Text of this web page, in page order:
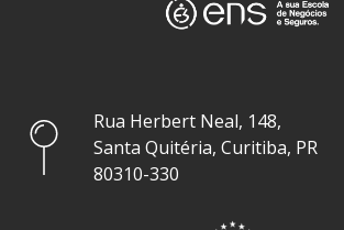
Rua Herbert Neal, 148,
Santa Quitéria, Curitiba, PR
80310-330